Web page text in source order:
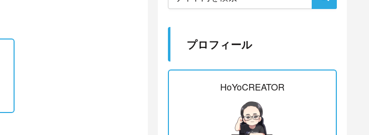
プロフィール
HoYoCREATOR